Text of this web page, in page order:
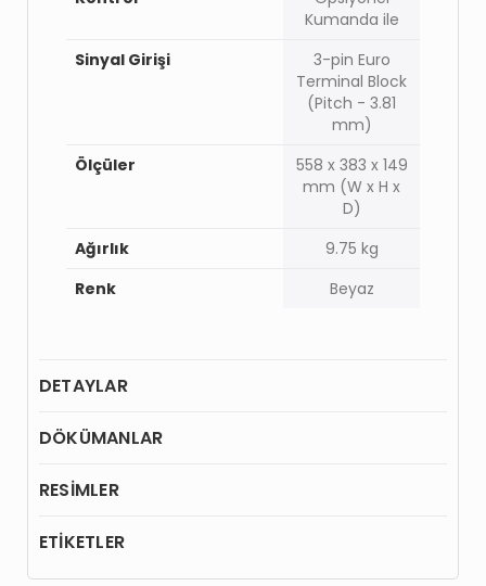
Kumanda ile
Sinyal Girişi
3-pin Euro
Terminal Block
(Pitch - 3.81
mm)
Ölçüler
558 x 383 x 149
mm (W x H x
D)
Ağırlık
9.75 kg
Renk
Beyaz
DETAYLAR
DÖKÜMANLAR
RESİMLER
ETİKETLER